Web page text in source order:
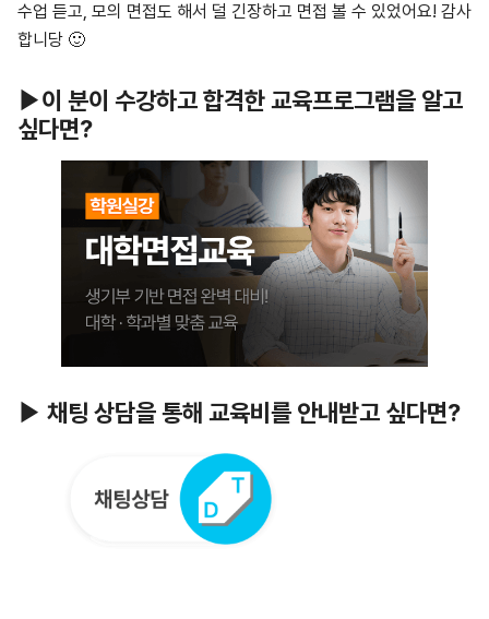
수업 듣고, 모의 면접도 해서 덜 긴장하고 면접 볼 수 있었어요! 감사
합니당 🙂
▶이 분이 수강하고 합격한 교육프로그램을 알고
싶다면?
▶ 채팅 상담을 통해 교육비를 안내받고 싶다면?